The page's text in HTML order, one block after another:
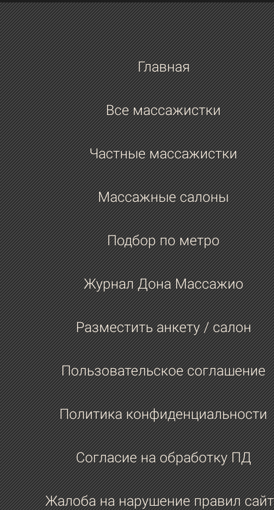
Главная
Все массажистки
Частные массажистки
Массажные салоны
Подбор по метро
Журнал Дона Массажио
Разместить анкету / салон
Пользовательское соглашение
Политика конфиденциальности
Согласие на обработку ПД
Жалоба на нарушение правил